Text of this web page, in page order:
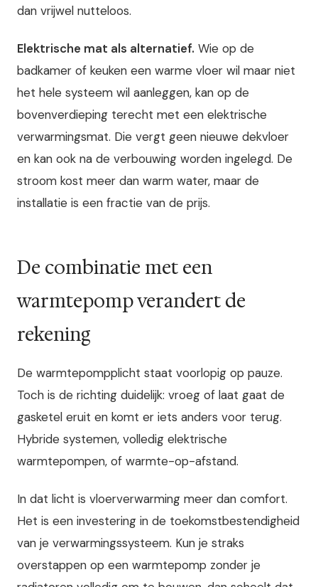
dan vrijwel nutteloos.
Elektrische mat als alternatief. Wie op de
badkamer of keuken een warme vloer wil maar niet
het hele systeem wil aanleggen, kan op de
bovenverdieping terecht met een elektrische
verwarmingsmat. Die vergt geen nieuwe dekvloer
en kan ook na de verbouwing worden ingelegd. De
stroom kost meer dan warm water, maar de
installatie is een fractie van de prijs.
De combinatie met een
warmtepomp verandert de
rekening
De warmtepompplicht staat voorlopig op pauze.
Toch is de richting duidelijk: vroeg of laat gaat de
gasketel eruit en komt er iets anders voor terug.
Hybride systemen, volledig elektrische
warmtepompen, of warmte-op-afstand.
In dat licht is vloerverwarming meer dan comfort.
Het is een investering in de toekomstbestendigheid
van je verwarmingssysteem. Kun je straks
overstappen op een warmtepomp zonder je